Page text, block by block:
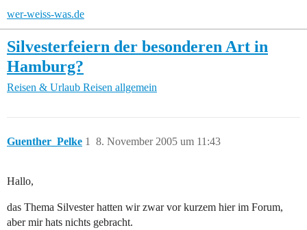
wer-weiss-was.de
Silvesterfeiern der besonderen Art in
Hamburg?
Reisen & Urlaub Reisen allgemein
Guenther_Pelke 8. November 2005 um 11:43
1
Hallo,
das Thema Silvester hatten wir zwar vor kurzem hier im Forum,
aber mir hats nichts gebracht.